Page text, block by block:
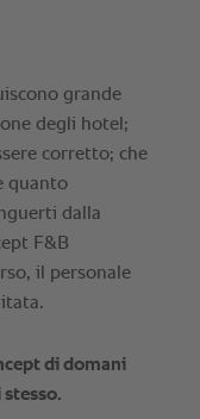
grande
degli hotel;
corretto; che
quanto
dalla
F&B
il personale
di domani